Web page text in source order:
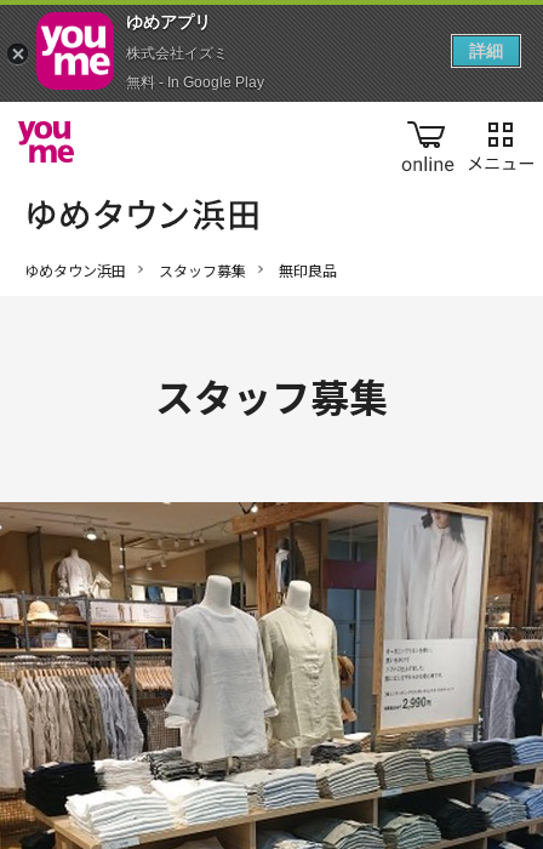
online
ゆめタウン浜田 スタッフ募集 無印良品
スタッフ募集
ゆめアプ‪リ‬
株式会社イズミ
無料 - In Google Play
詳細